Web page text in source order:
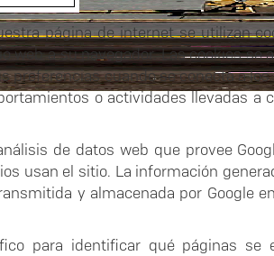
página de internet se utilizan
web a su navegador. Las cookies se
preferencias cuando se conecta a
o actividades llevadas a
de datos web que provee
usan el sitio. La información
y almacenada por Google
para identificar qué páginas se